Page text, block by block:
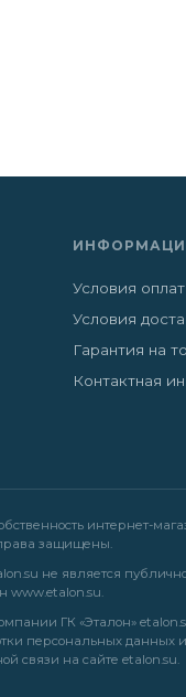
Условия
Условия
Гарантия на
Контактная
интернет-
защищены.
не является
www.etalon.su.
ГК «Эталон»
персональных данных
связи на сайте etalon.su.